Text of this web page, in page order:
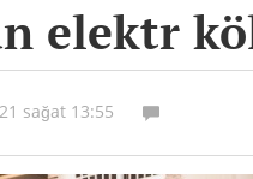
elektr
sağat 13:55